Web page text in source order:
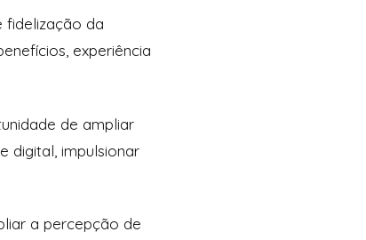
fidelização da
experiência
de ampliar
digital, impulsionar
a percepção de